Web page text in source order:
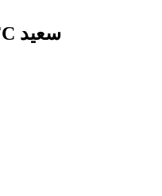
أكثر من 350,000 لاعب FC سعيد